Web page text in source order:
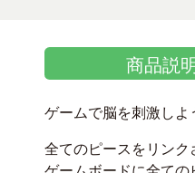
商品説
ゲームで脳を刺激しよ
全てのピースをリンク